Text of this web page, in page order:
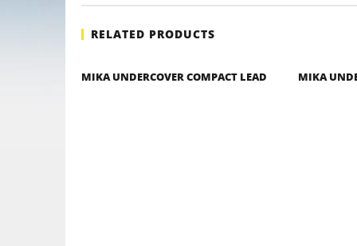
RELATED PRODUCTS
MIKA UNDERCOVER COMPACT LEAD MIKA